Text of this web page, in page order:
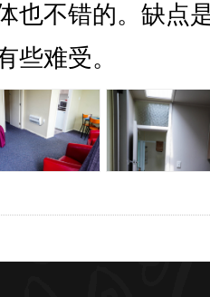
也不错的。缺点
些难受。